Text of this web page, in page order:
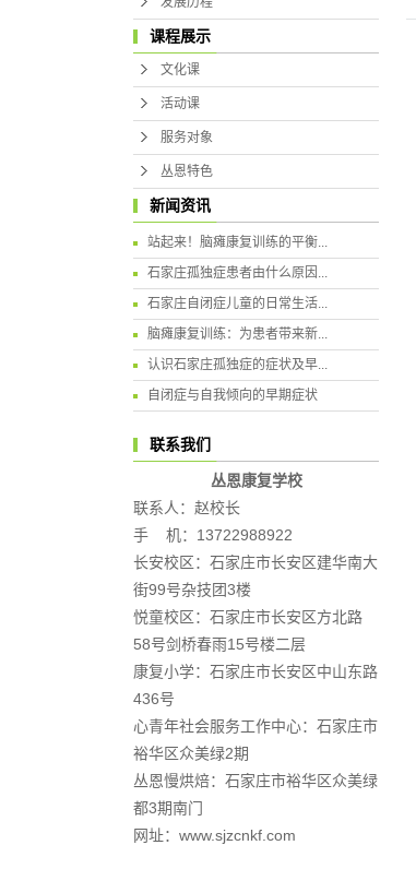
课程展示
文化课
活动课
服务对象
丛恩特色
新闻资讯
站起来！脑瘫康复训练的平衡...
石家庄孤独症患者由什么原因...
石家庄自闭症儿童的日常生活...
脑瘫康复训练：为患者带来新...
认识石家庄孤独症的症状及早...
自闭症与自我倾向的早期症状
联系我们
丛恩康复学校
联系人：赵校长
手 机：13722988922
长安校区：石家庄市长安区建华南大
街99号杂技团3楼
悦童校区：石家庄市长安区方北路
58号剑桥春雨15号楼二层
康复小学：石家庄市长安区中山东路
436号
心青年社会服务工作中心：石家庄市
裕华区众美绿2期
丛恩慢烘焙：石家庄市裕华区众美绿
都3期南门
网址：www.sjzcnkf.com